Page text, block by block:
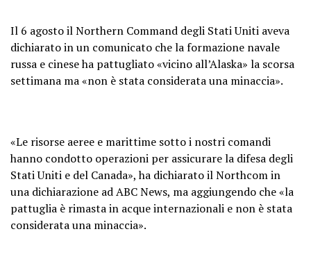
Il 6 agosto il Northern Command degli Stati Uniti aveva
dichiarato in un comunicato che la formazione navale
russa e cinese ha pattugliato «vicino all’Alaska» la scorsa
settimana ma «non è stata considerata una minaccia».
«Le risorse aeree e marittime sotto i nostri comandi
hanno condotto operazioni per assicurare la difesa degli
Stati Uniti e del Canada», ha dichiarato il Northcom in
una dichiarazione ad ABC News, ma aggiungendo che «la
pattuglia è rimasta in acque internazionali e non è stata
considerata una minaccia».